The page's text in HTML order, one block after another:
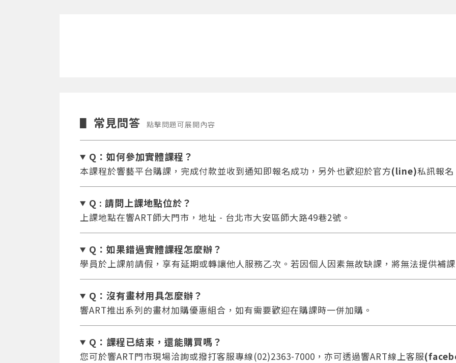
▋ 常見問答 點擊問題可展開內容
Q：如何參加實體課程？
本課程於響藝平台購課，完成付款並收到通知即報名成功，另外也歡迎於官方(line)私訊報
Q : 請問上課地點位於？
上課地點在響ART師大門市，地址 - 台北市大安區師大路49巷2號。
Q：如果錯過實體課程怎麼辦？
學員於上課前請假，享有延期或轉讓他人服務乙次。若因個人因素無故缺課，將無法提供補
Q：沒有畫材用具怎麼辦？
響ART推出系列的畫材加購優惠組合，如有需要歡迎在購課時一併加購。
Q：課程已結束，還能購買嗎？
您可於響ART門市現場洽詢或撥打客服專線(02)2363-7000，亦可透過響ART線上客服